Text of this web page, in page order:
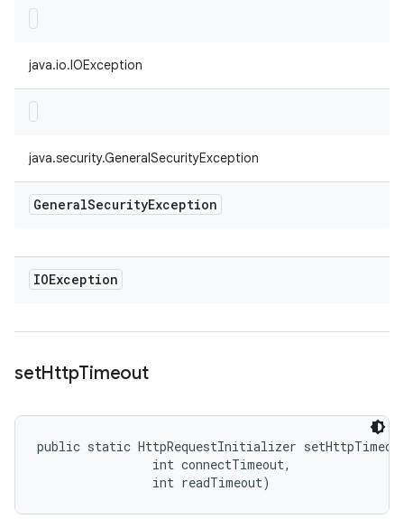
java.io.IOException
java.security.GeneralSecurityException
GeneralSecurityException
IOException
setHttpTimeout
public static HttpRequestInitializer
                int connectTimeout,
                int readTimeout)